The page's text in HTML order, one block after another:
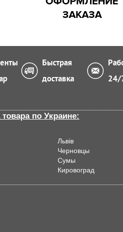
ЗАКАЗА
Быстрая
доставка
24/
товара по Украине:
Львiв
Черновцы
Сумы
Кировоград